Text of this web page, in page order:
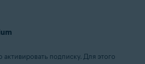
подписку. Для этого